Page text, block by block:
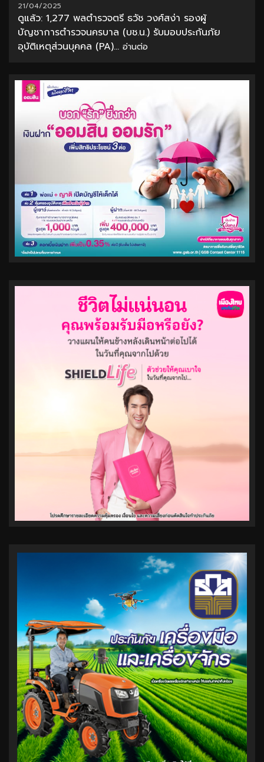
21/04/2025
ดูแล้ว: 1,277 พลตำรวจตรี ธวัช วงศ์สง่า รองผู้
บัญชาการตำรวจนครบาล (บช.น.) รับมอบประกันภัย
อุบัติเหตุส่วนบุคคล (PA)... อ่านต่อ